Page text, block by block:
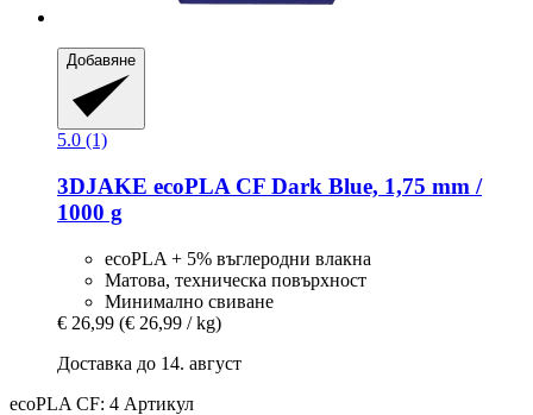
Добавяне
5.0 (1)
3DJAKE ecoPLA CF Dark Blue, 1,75 mm /
1000 g
ecoPLA + 5% въглеродни влакна
Матова, техническа повърхност
Минимално свиване
€ 26,99 (€ 26,99 / kg)
Доставка до 14. август
ecoPLA CF: 4 Артикул